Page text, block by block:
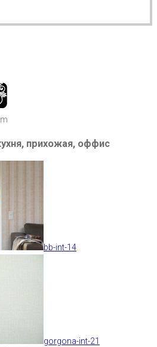
прихожая, оффис
bb-int-14
gorgona-int-21